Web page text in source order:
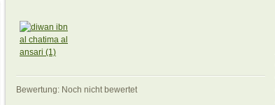
Bewertung: Noch nicht bewertet